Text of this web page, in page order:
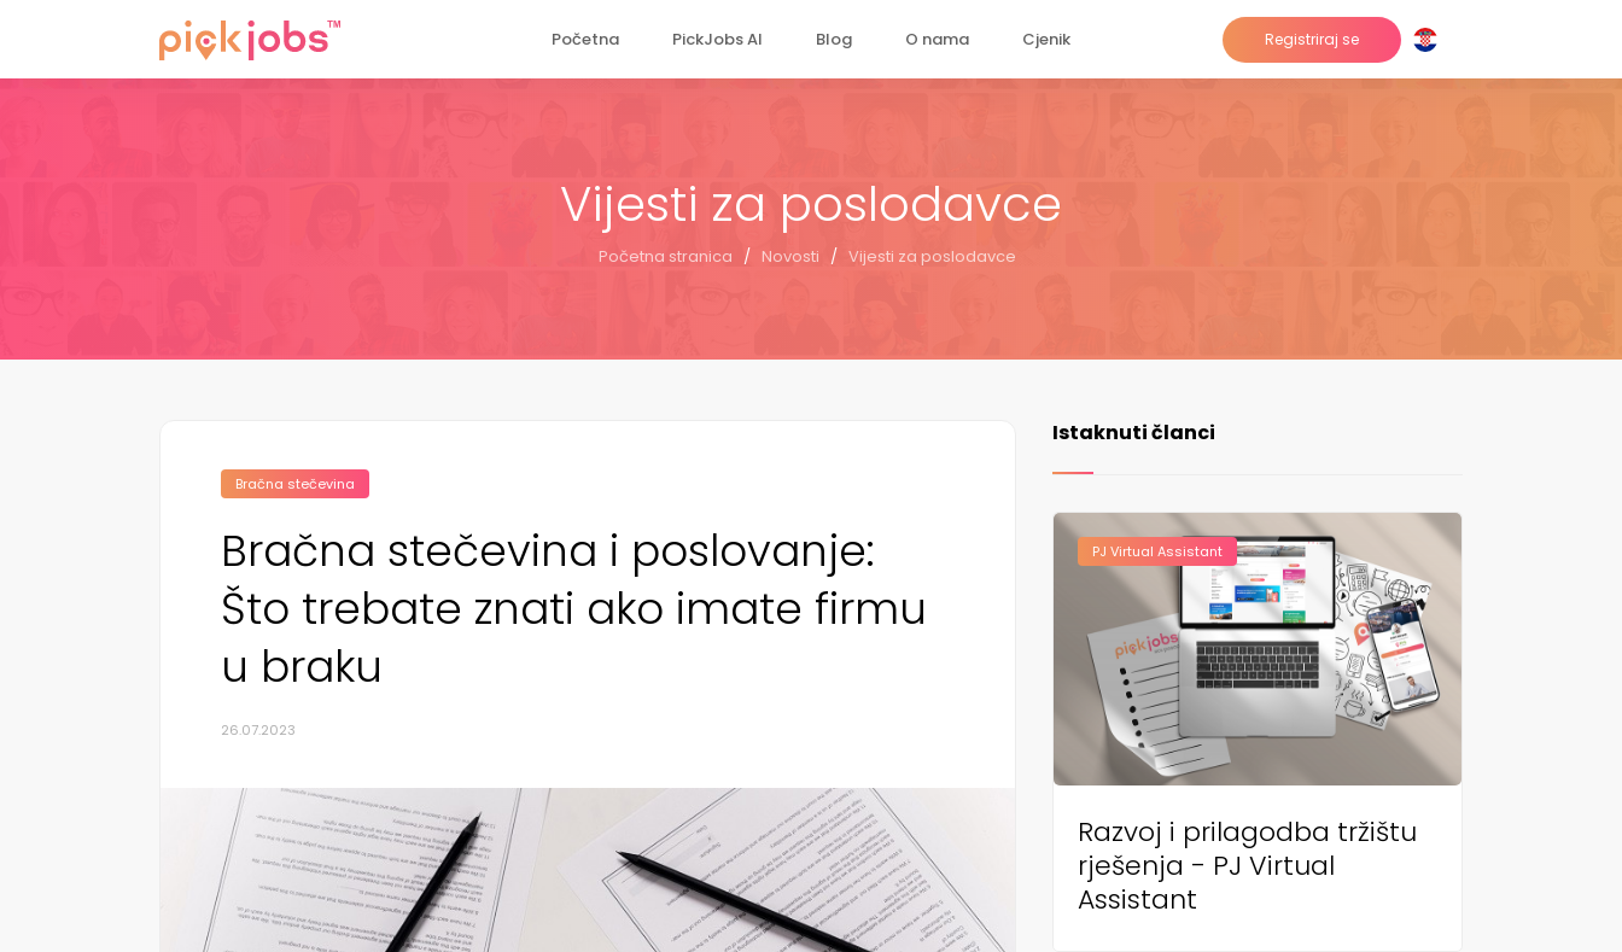
Početna PickJobs AI Blog O nama Cjenik Registriraj se
Vijesti za poslodavce
Početna stranica / Novosti / Vijesti za poslodavce
Bračna stečevina
Bračna stečevina i poslovanje:
Što trebate znati ako imate firmu
u braku
26.07.2023
Istaknuti članci
PJ Virtual Assistant
Razvoj i prilagodba tržištu
rješenja - PJ Virtual
Assistant